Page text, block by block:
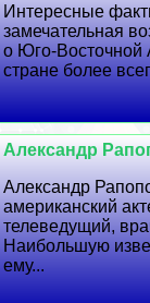
Интересные
замечательная
о Юго-Восточной
стране более
Александр
Александр
американский
телеведущий,
Наибольшую
ему...